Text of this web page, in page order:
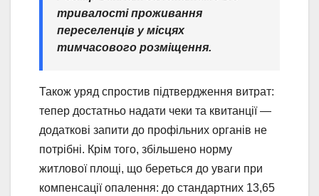
тривалості проживання
переселенців у місцях
тимчасового розміщення.
Також уряд спростив підтвердження витрат:
тепер достатньо надати чеки та квитанції —
додаткові запити до профільних органів не
потрібні. Крім того, збільшено норму
житлової площі, що береться до уваги при
компенсації опалення: до стандартних 13,65